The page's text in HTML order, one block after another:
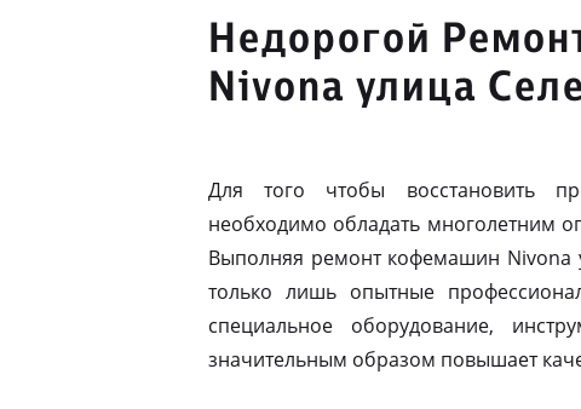
Недорогой
Nivona улица
Для того чтобы восстановить
необходимо обладать многолетним
Выполняя ремонт кофемашин Nivona
только лишь опытные
специальное оборудование,
значительным образом повышает